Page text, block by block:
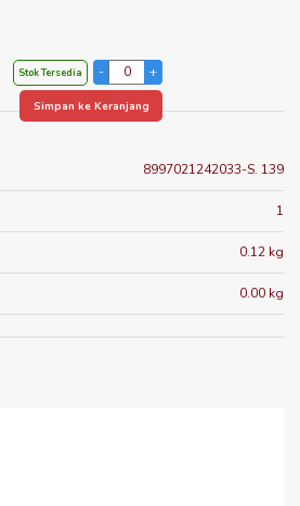
Stok Tersedia
Simpan ke Keranjang
8997021242033-S. 139
1
0.12 kg
0.00 kg